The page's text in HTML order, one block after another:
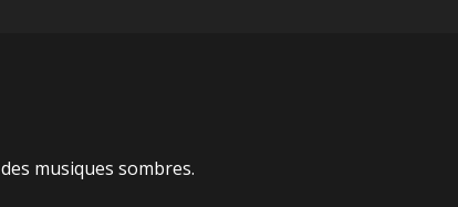
musiques sombres.